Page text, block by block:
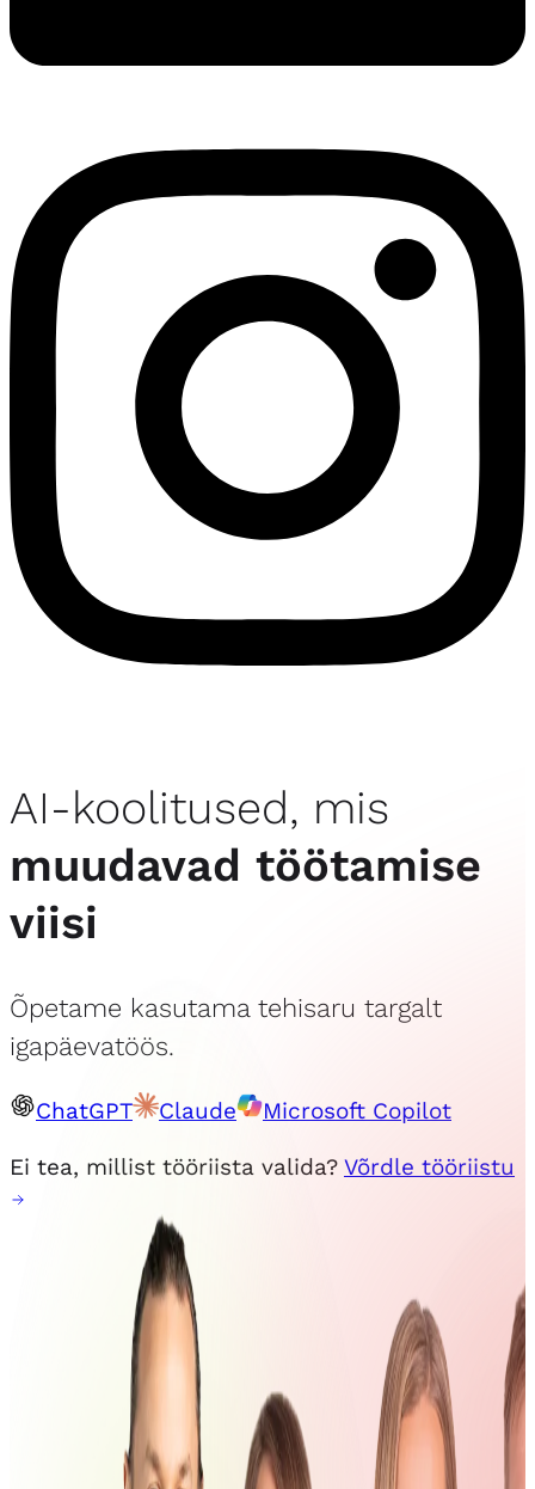
AI-koolitused, mis
muudavad töötamise
viisi
Õpetame kasutama tehisaru targalt
igapäevatöös.
ChatGPT Claude Microsoft Copilot
Ei tea, millist tööriista valida? Võrdle tööriistu